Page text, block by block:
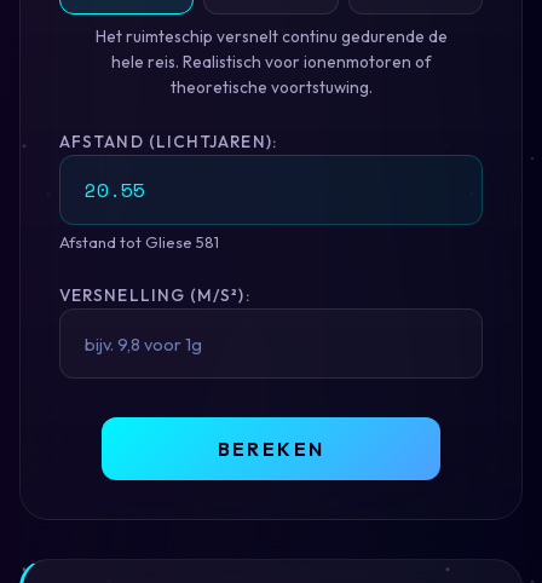
Het ruimteschip versnelt continu gedurende de
hele reis. Realistisch voor ionenmotoren of
theoretische voortstuwing.
AFSTAND (LICHTJAREN):
Afstand tot Gliese 581
VERSNELLING (M/S²):
BEREKEN